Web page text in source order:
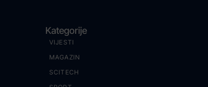
Kategorije
VIJESTI
MAGAZIN
SCITECH